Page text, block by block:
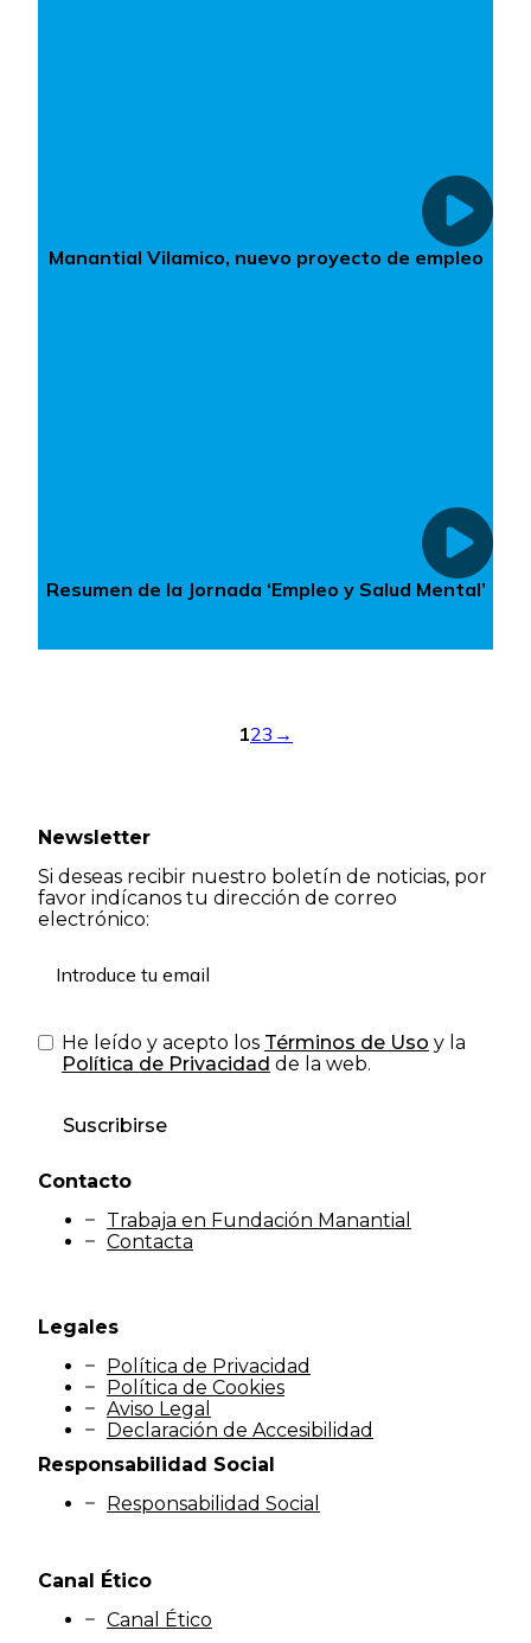
Manantial Vilamico, nuevo proyecto de empleo
Resumen de la Jornada ‘Empleo y Salud Mental’
123 →
Newsletter
Si deseas recibir nuestro boletín de noticias, por
favor indícanos tu dirección de correo
electrónico:
He leído y acepto los Términos de Uso y la
Política de Privacidad de la web.
Suscribirse
Contacto
Trabaja en Fundación Manantial
Contacta
Legales
Política de Privacidad
Política de Cookies
Aviso Legal
Declaración de Accesibilidad
Responsabilidad Social
Responsabilidad Social
Canal Ético
Canal Ético